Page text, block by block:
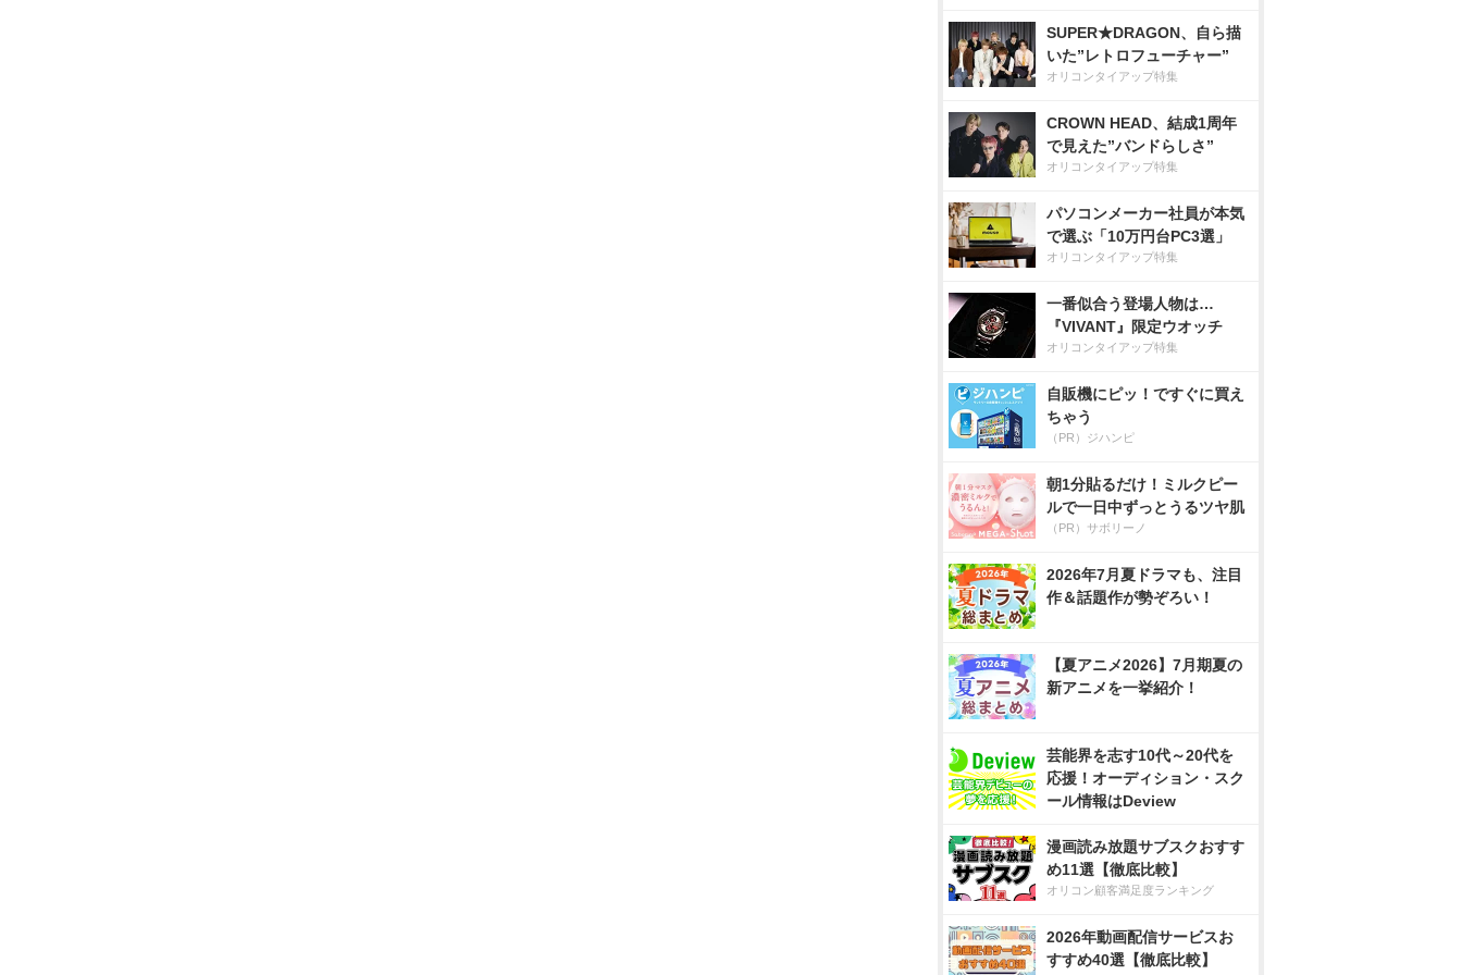
SUPER★DRAGON、自ら描
いた”レトロフューチャー”
オリコンタイアップ特集
CROWN HEAD、結成1周年
で見えた”バンドらしさ”
オリコンタイアップ特集
パソコンメーカー社員が本気
で選ぶ「10万円台PC3選」
オリコンタイアップ特集
一番似合う登場人物は…
『VIVANT』限定ウオッチ
オリコンタイアップ特集
自販機にピッ！ですぐに買え
ちゃう
（PR）ジハンピ
朝1分貼るだけ！ミルクピー
ルで一日中ずっとうるツヤ肌
（PR）サボリーノ
2026年7月夏ドラマも、注目
作＆話題作が勢ぞろい！
【夏アニメ2026】7月期夏の
新アニメを一挙紹介！
芸能界を志す10代～20代を
応援！オーディション・スク
ール情報はDeview
漫画読み放題サブスクおすす
め11選【徹底比較】
オリコン顧客満足度ランキング
2026年動画配信サービスお
すすめ40選【徹底比較】